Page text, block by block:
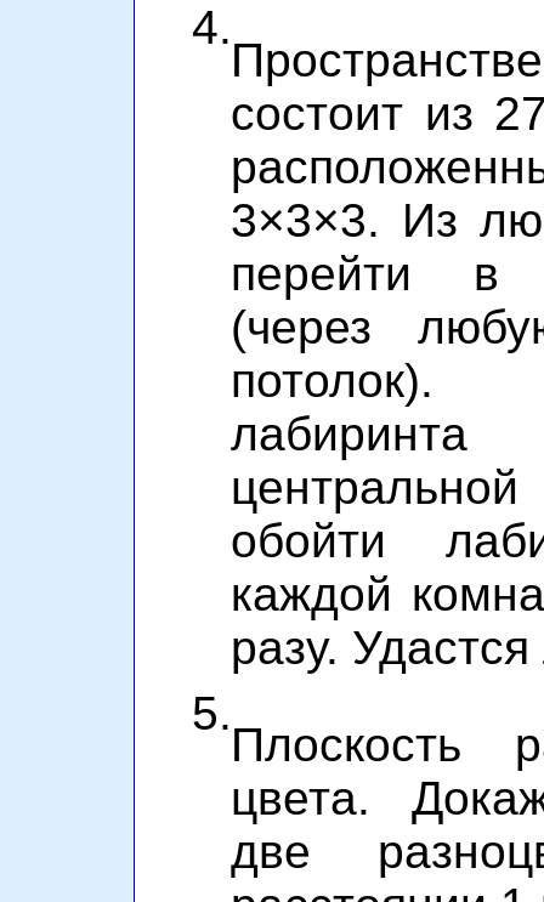
4.
состоит из
3×3×3. Из
перейти в
(через
потолок).
обойти
каждой
разу.
5.
Плоскость
цвета.
две